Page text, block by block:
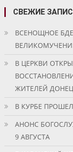
СВЕЖИЕ
ВСЕНОЩНОЕ
В ЦЕРКВИ
ЖИТЕЛЕЙ
В КУРБЕ
АНОНС
9 АВГУСТА